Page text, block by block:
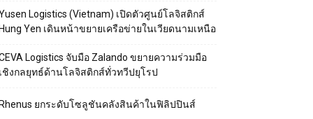
Logistics (Vietnam) เปิดตัวศูนย์โลจิสติกส์
Yen เดินหน้าขยายเครือข่ายในเวียดนามเหนือ
Logistics จับมือ Zalando ขยายความร่วมมือ
ชิงกลยุทธ์ด้านโลจิสติกส์ทั่วทวีปยุโรป
ยกระดับโซลูชันคลังสินค้าในฟิลิปปินส์